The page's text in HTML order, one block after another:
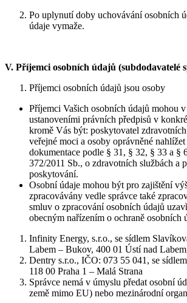
Po uplynutí doby uchovávání osobních
údaje vymaže.
V. Příjemci osobních údajů (subdodavatelé
Příjemci osobních údajů jsou osoby
Příjemci Vašich osobních údajů mohou
ustanoveními právních předpisů v
kromě Vás být: poskytovatel
veřejné moci a osoby oprávněné
dokumentace podle § 31, § 32, § 33 a §
372/2011 Sb., o zdravotních službách a
poskytování.
Osobní údaje mohou být pro zajištění
zpracovávány vedle správce také
smluv o zpracování osobních údajů
obecným nařízením o ochraně osobních
Infinity Energy, s.r.o., se sídlem
Labem – Bukov, 400 01 Ústí nad
Dentry s.r.o., IČO: 073 55 041, se
118 00 Praha 1 – Malá Strana
Správce nemá v úmyslu předat osobní
země mimo EU) nebo mezinárodní